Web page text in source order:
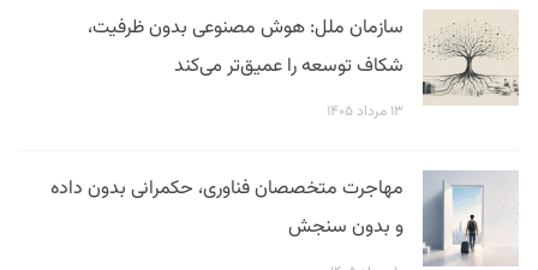
سازمان ملل: هوش مصنوعی بدون ظرفیت،
شکاف توسعه را عمیق‌تر می‌کند
۱۳ مرداد ۱۴۰۵
مهاجرت متخصصان فناوری، حکمرانی بدون داده
و بدون سنجش